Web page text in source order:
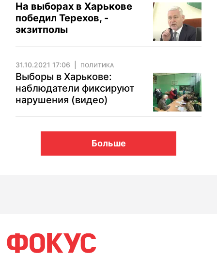
На выборах в Харькове
победил Терехов, -
экзитполы
31.10.2021 17:06 ПОЛИТИКА
Выборы в Харькове:
наблюдатели фиксируют
нарушения (видео)
Больше